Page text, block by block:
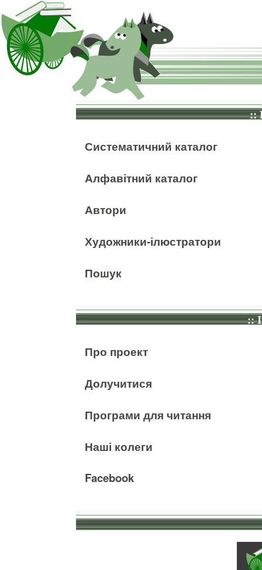
::
Систематичний каталог
Алфавітний каталог
Автори
Художники-ілюстратори
Пошук
::
Про проект
Долучитися
Програми для читання
Наші колеги
Facebook